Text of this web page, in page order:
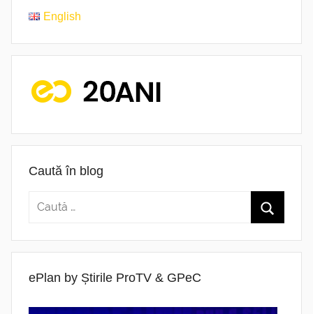
English
Caută în blog
ePlan by Știrile ProTV & GPeC